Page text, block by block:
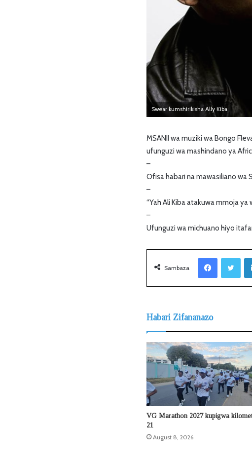
Swear kumshirikisha Ally Kiba
MSANII wa muziki wa Bongo
ufunguzi wa mashindano ya
–
Ofisa habari na mawasiliano wa
–
“Yah Ali Kiba atakuwa mmoja
–
Ufunguzi wa michuano hiyo
Sambaza
Habari Zifananazo
VG Marathon 2027 kupigwa
21
August 8, 2026